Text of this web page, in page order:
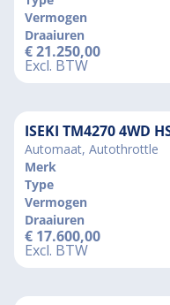
Vermogen
Draaiuren
€21.250,00
Excl. BTW
ISEKI TM4270 4WD
Automaat, Autothrottle
Merk
Type
Vermogen
Draaiuren
€ 17.600,00
Excl. BTW